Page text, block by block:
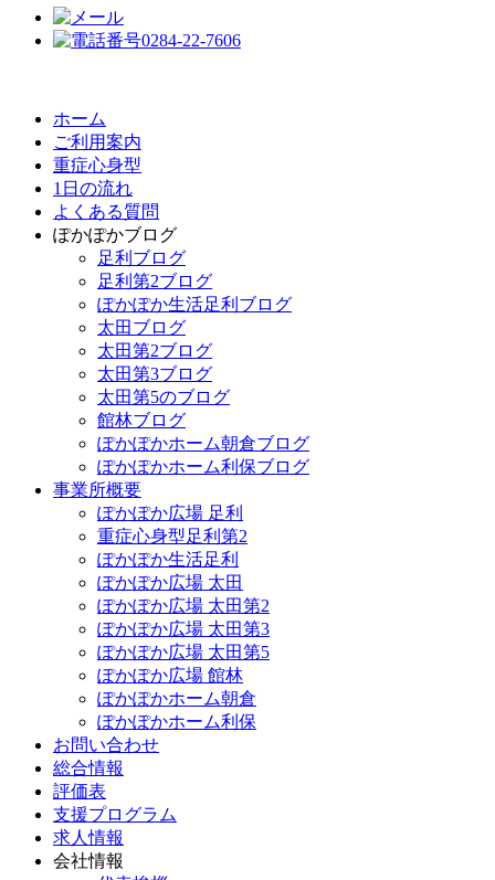
ホーム
ご利用案内
重症心身型
1日の流れ
よくある質問
ぽかぽかブログ
足利ブログ
足利第2ブログ
ぽかぽか生活足利ブログ
太田ブログ
太田第2ブログ
太田第3ブログ
太田第5のブログ
館林ブログ
ぽかぽかホーム朝倉ブログ
ぽかぽかホーム利保ブログ
事業所概要
ぽかぽか広場 足利
重症心身型足利第2
ぽかぽか生活足利
ぽかぽか広場 太田
ぽかぽか広場 太田第2
ぽかぽか広場 太田第3
ぽかぽか広場 太田第5
ぽかぽか広場 館林
ぽかぽかホーム朝倉
ぽかぽかホーム利保
お問い合わせ
総合情報
評価表
支援プログラム
求人情報
会社情報